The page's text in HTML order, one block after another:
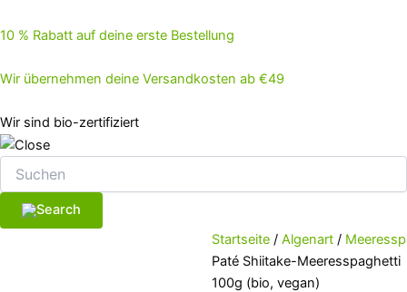
10 % Rabatt auf deine erste Bestellung
Wir übernehmen deine Versandkosten ab €49
Wir sind bio-zertifiziert
Startseite/ Algenart/
Paté Shiitake-Meeresspaghetti
100g (bio, vegan)